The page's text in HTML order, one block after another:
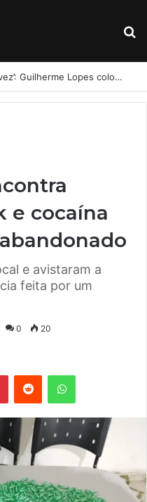
‘Quem não tem voz, não tem vez’: Guilherme Lopes coloca representação de Penedo no centro da disputa pela ALE
e cocaína
e avistaram a
feita por um
0 20
PinterestReddit WhatsApp